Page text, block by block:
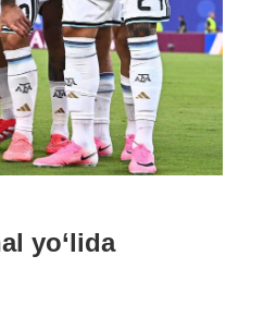
yo‘lida